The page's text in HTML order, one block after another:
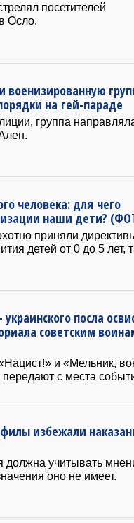
посетителей
Осло.
на гей-параде
группа
человека: для чего
наши дети?
приняли
детей от 0 до 5 лет,
посла
советским
и «Мельник,
с места
избежали
должна учитывать
оно не имеет.